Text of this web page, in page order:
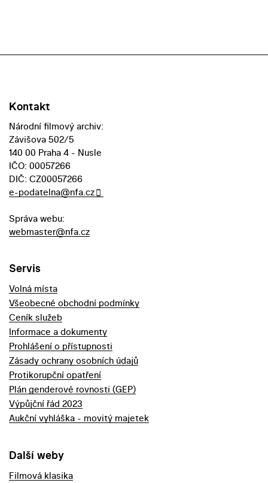
Kontakt
Národní filmový archiv:
Závišova 502/5
140 00 Praha 4 - Nusle
IČO: 00057266
DIČ: CZ00057266
e-podatelna@nfa.cz
Správa webu:
webmaster@nfa.cz
Servis
Volná místa
Všeobecné obchodní podmínky
Ceník služeb
Informace a dokumenty
Prohlášení o přístupnosti
Zásady ochrany osobních údajů
Protikorupční opatření
Plán genderové rovnosti (GEP)
Výpůjční řád 2023
Aukční vyhláška - movitý majetek
Další weby
Filmová klasika